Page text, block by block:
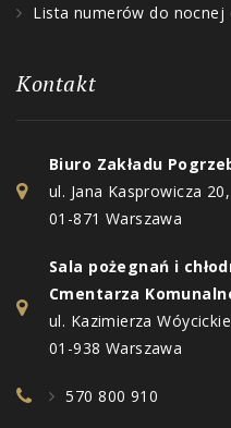
Lista numerów do nocnej
Kontakt
Biuro Zakładu
ul. Jana Kasprowicza 20,
01-871 Warszawa
Sala pożegnań i
Cmentarza
ul. Kazimierza
01-938 Warszawa
570 800 910